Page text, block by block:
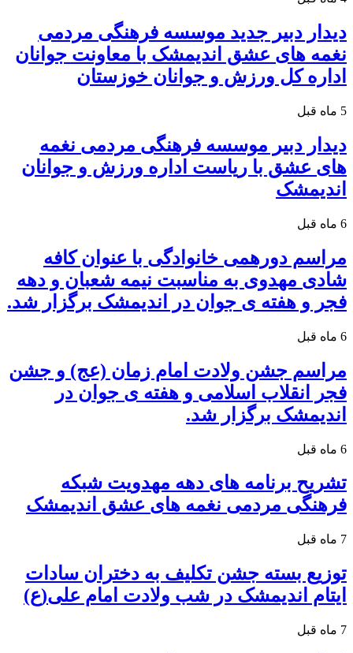
دیدار دبیر جدید موسسه فرهنگی مردمی
نغمه های عشق اندیمشک با معاونت جوانان
اداره کل ورزش و جوانان خوزستان
5 ماه قبل
دیدار دبیر موسسه فرهنگی مردمی نغمه
های عشق با ریاست اداره ورزش و جوانان
اندیمشک
6 ماه قبل
مراسم دورهمی خانوادگی با عنوان کافه
شادی مهدوی به مناسبت نیمه شعبان و دهه
فجر و هفته ی جوان در اندیمشک برگزار شد.
6 ماه قبل
مراسم جشن ولادت امام زمان (عج) و جشن
فجر انقلاب اسلامی و هفته ی جوان در
اندیمشک برگزار شد.
6 ماه قبل
تشریح برنامه های دهه مهدویت شبکه
فرهنگی مردمی نغمه های عشق اندیمشک
7 ماه قبل
توزیع بسته جشن تکلیف به دختران سادات
ایتام اندیمشک در شب ولادت امام علی(ع)
7 ماه قبل